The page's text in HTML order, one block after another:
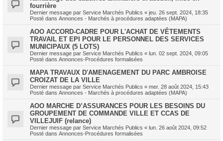
fourrière
Dernier message par Service Marchés Publics « jeu. 26 sept. 2024, 18:35
Posté dans Annonces - Marchés à procédures adaptées (MAPA)
AOO ACCORD-CADRE POUR L'ACHAT DE VÊTEMENTS
TRAVAIL ET EPI POUR LE PERSONNEL DES SERVICES
MUNICIPAUX (5 LOTS)
Dernier message par Service Marchés Publics « lun. 02 sept. 2024, 09:05
Posté dans Annonces-Procédures formalisées
MAPA TRAVAUX D'AMENAGEMENT DU PARC AMBROISE
CROIZAT DE LA VILLE
Dernier message par Service Marchés Publics « mer. 28 août 2024, 15:43
Posté dans Annonces - Marchés à procédures adaptées (MAPA)
AOO MARCHE D’ASSURANCES POUR LES BESOINS DU
GROUPEMENT DE COMMANDE VILLE ET CCAS DE
VILLEJUIF (relance)
Dernier message par Service Marchés Publics « lun. 26 août 2024, 09:52
Posté dans Annonces-Procédures formalisées